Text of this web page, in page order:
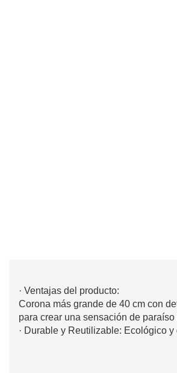
· Ventajas del producto:
Corona más grande de 40 cm con
para crear una sensación de paraíso
· Durable y Reutilizable: Ecológico y